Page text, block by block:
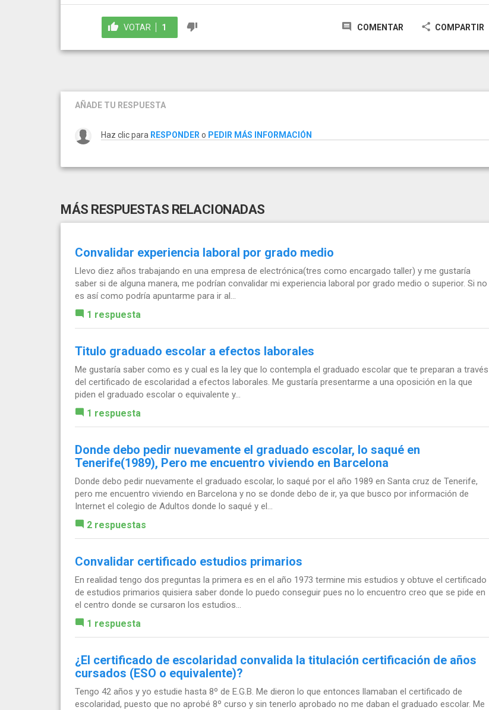
VOTAR 1 COMENTAR COMPARTIR
AÑADE TU RESPUESTA
Haz clic para RESPONDER o PEDIR MÁS INFORMACIÓN
MÁS RESPUESTAS RELACIONADAS
Convalidar experiencia laboral por grado medio
Llevo diez años trabajando en una empresa de electrónica(tres como encargado taller) y me gustaría
saber si de alguna manera, me podrían convalidar mi experiencia laboral por grado medio o superior. Si no
es así como podría apuntarme para ir al...
1 respuesta
Titulo graduado escolar a efectos laborales
Me gustaría saber como es y cual es la ley que lo contempla el graduado escolar que te preparan a través
del certificado de escolaridad a efectos laborales. Me gustaría presentarme a una oposición en la que
piden el graduado escolar o equivalente y...
1 respuesta
Donde debo pedir nuevamente el graduado escolar, lo saqué en
Tenerife(1989), Pero me encuentro viviendo en Barcelona
Donde debo pedir nuevamente el graduado escolar, lo saqué por el año 1989 en Santa cruz de Tenerife,
pero me encuentro viviendo en Barcelona y no se donde debo de ir, ya que busco por información de
Internet el colegio de Adultos donde lo saqué y el...
2 respuestas
Convalidar certificado estudios primarios
En realidad tengo dos preguntas la primera es en el año 1973 termine mis estudios y obtuve el certificado
de estudios primarios quisiera saber donde lo puedo conseguir pues no lo encuentro creo que se pide en
el centro donde se cursaron los estudios...
1 respuesta
¿El certificado de escolaridad convalida la titulación certificación de años
cursados (ESO o equivalente)?
Tengo 42 años y yo estudie hasta 8º de E.G.B. Me dieron lo que entonces llamaban el certificado de
escolaridad, puesto que no aprobé 8º curso y sin tenerlo aprobado no me daban el graduado escolar. Me